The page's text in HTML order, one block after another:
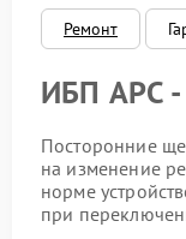
Ремонт
ИБП APC
Посторонние
на изменение
норме
при